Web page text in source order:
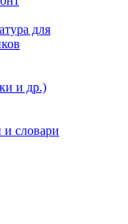
для
и др.)
словари